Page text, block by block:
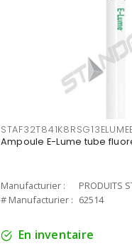
Ampoule E-Lume tube
Manufacturier :
PRODUITS
# Manufacturier : 62514
En inventaire